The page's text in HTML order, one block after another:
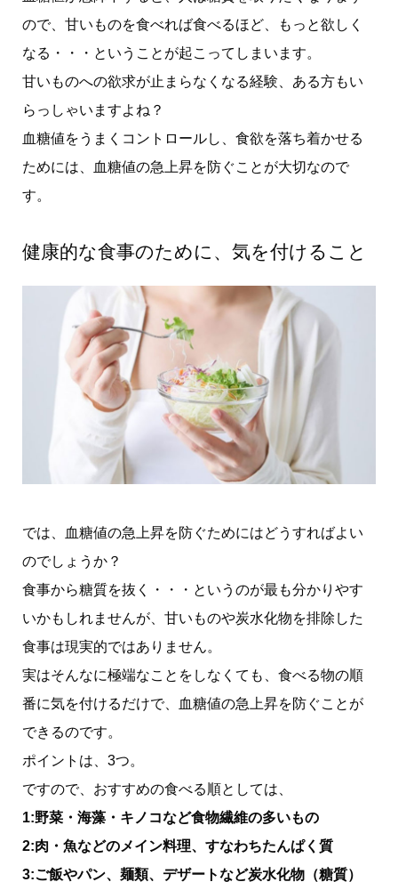
ので、甘いものを食べれば食べるほど、もっと欲しく
なる・・・ということが起こってしまいます。
甘いものへの欲求が止まらなくなる経験、ある方もい
らっしゃいますよね？
血糖値をうまくコントロールし、食欲を落ち着かせる
ためには、血糖値の急上昇を防ぐことが大切なので
す。
健康的な食事のために、気を付けること
では、血糖値の急上昇を防ぐためにはどうすればよい
のでしょうか？
食事から糖質を抜く・・・というのが最も分かりやす
いかもしれませんが、甘いものや炭水化物を排除した
食事は現実的ではありません。
実はそんなに極端なことをしなくても、食べる物の順
番に気を付けるだけで、血糖値の急上昇を防ぐことが
できるのです。
ポイントは、3つ。
ですので、おすすめの食べる順としては、
1:野菜・海藻・キノコなど食物繊維の多いもの
2:肉・魚などのメイン料理、すなわちたんぱく質
3:ご飯やパン、麺類、デザートなど炭水化物（糖質）